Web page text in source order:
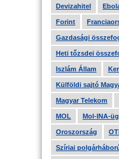
Devizahitel
Forint
Gazdasági
Heti tőzsdei
Iszlám Állam
Külföldi sajtó
Magyar Telekom
MOL Mol-INA-
Oroszország
Szíriai